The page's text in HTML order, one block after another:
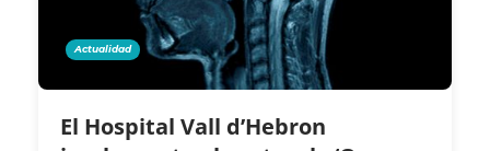
Actualidad
El Hospital Vall d’Hebron